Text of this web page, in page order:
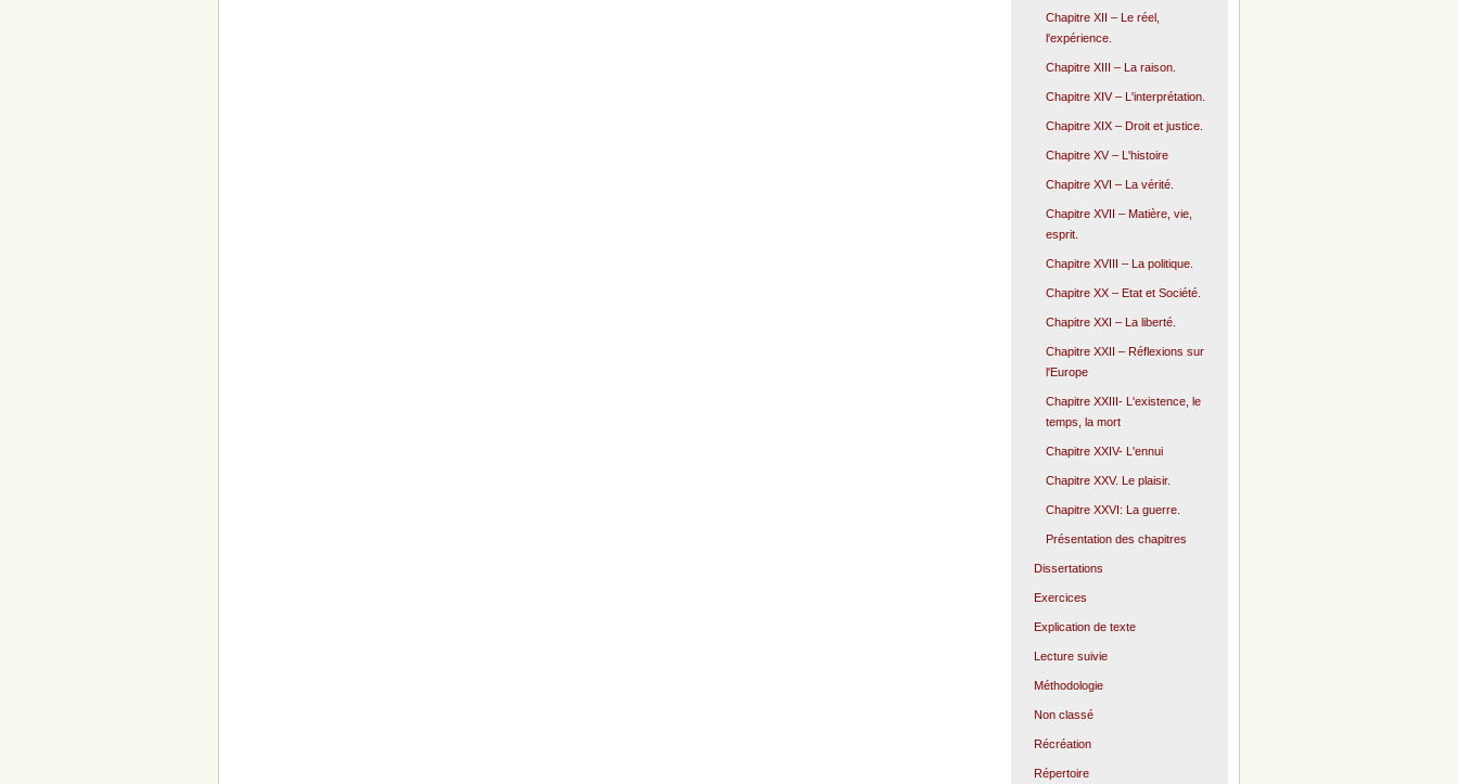
Chapitre XII – Le réel,
l'expérience.
Chapitre XIII – La raison.
Chapitre XIV – L'interprétation.
Chapitre XIX – Droit et justice.
Chapitre XV – L'histoire
Chapitre XVI – La vérité.
Chapitre XVII – Matière, vie,
esprit.
Chapitre XVIII – La politique.
Chapitre XX – Etat et Société.
Chapitre XXI – La liberté.
Chapitre XXII – Réflexions sur
l'Europe
Chapitre XXIII- L'existence, le
temps, la mort
Chapitre XXIV- L'ennui
Chapitre XXV. Le plaisir.
Chapitre XXVI: La guerre.
Présentation des chapitres
Dissertations
Exercices
Explication de texte
Lecture suivie
Méthodologie
Non classé
Récréation
Répertoire